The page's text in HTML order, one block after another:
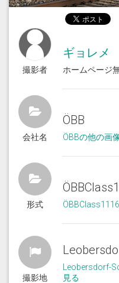
撮影者
ギョレメ
ホームページ
会社名
ÖBB
ÖBBの他の画
形式
撮影地
Leobersdorf-
見る